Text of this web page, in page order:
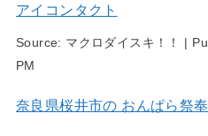
アイコンタクト
Source: マクロダイスキ！！ |
PM
奈良県桜井市の おんぱら祭